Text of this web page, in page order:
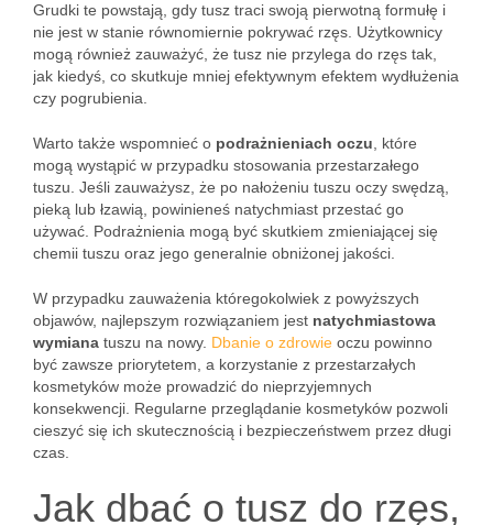
Grudki te powstają, gdy tusz traci swoją pierwotną formułę i
nie jest w stanie równomiernie pokrywać rzęs. Użytkownicy
mogą również zauważyć, że tusz nie przylega do rzęs tak,
jak kiedyś, co skutkuje mniej efektywnym efektem wydłużenia
czy pogrubienia.
Warto także wspomnieć o podrażnieniach oczu , które
mogą wystąpić w przypadku stosowania przestarzałego
tuszu. Jeśli zauważysz, że po nałożeniu tuszu oczy swędzą,
pieką lub łzawią, powinieneś natychmiast przestać go
używać. Podrażnienia mogą być skutkiem zmieniającej się
chemii tuszu oraz jego generalnie obniżonej jakości.
W przypadku zauważenia któregokolwiek z powyższych
objawów, najlepszym rozwiązaniem jest natychmiastowa
wymiana tuszu na nowy. Dbanie o zdrowie oczu powinno
być zawsze priorytetem, a korzystanie z przestarzałych
kosmetyków może prowadzić do nieprzyjemnych
konsekwencji. Regularne przeglądanie kosmetyków pozwoli
cieszyć się ich skutecznością i bezpieczeństwem przez długi
czas.
Jak dbać o tusz do rzęs,